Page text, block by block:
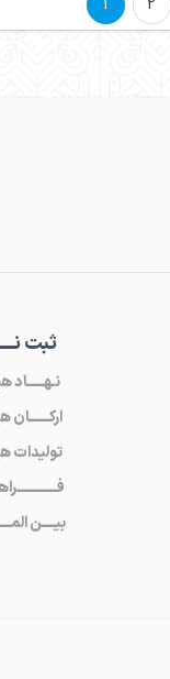
1 2
ثبت
تولیدات
بیــــن